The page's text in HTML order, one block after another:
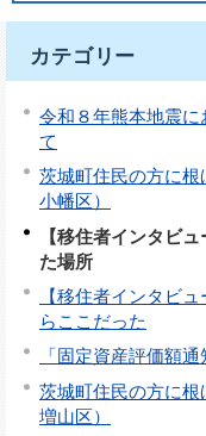
カテゴリー
令和８年熊本地震
て
茨城町住民の方に
小幡区）
【移住者インタビ
た場所
【移住者インタビ
らここだった
「固定資産評価額
茨城町住民の方に
増山区）